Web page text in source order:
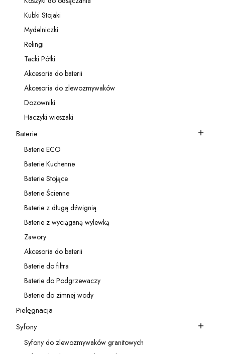
Kategoria - Koszyki do odsączania
Kategoria - Kubki Stojaki
Kubki Stojaki
Kategoria - Mydelniczki
Mydelniczki
Kategoria - Relingi
Relingi
Kategoria - Tacki Półki
Tacki Półki
Kategoria - Akcesoria do baterii
Akcesoria do baterii
Kategoria - Akcesoria do zlewozmywaków
Akcesoria do zlewozmywaków
Kategoria - Dozowniki
Dozowniki
Kategoria - Haczyki wieszaki
Haczyki wieszaki
Kategoria - Baterie
Baterie
Kategoria - Baterie ECO
Baterie ECO
Kategoria - Baterie Kuchenne
Baterie Kuchenne
Kategoria - Baterie Stojące
Baterie Stojące
Kategoria - Baterie Ścienne
Baterie Ścienne
Kategoria - Baterie z długą dźwignią
Baterie z długą dźwignią
Kategoria - Baterie z wyciąganą wylewką
Baterie z wyciąganą wylewką
Kategoria - Zawory
Zawory
Kategoria - Akcesoria do baterii
Akcesoria do baterii
Kategoria - Baterie do filtra
Baterie do filtra
Kategoria - Baterie do Podgrzewaczy
Baterie do Podgrzewaczy
Kategoria - Baterie do zimnej wody
Baterie do zimnej wody
Kategoria - Pielęgnacja
Pielęgnacja
Kategoria - Syfony
Syfony
Kategoria - Syfony do zlewozmywaków granitowych
Syfony do zlewozmywaków granitowych